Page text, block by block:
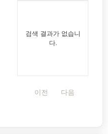
검색 결과가 없습니
다.
이전 다음